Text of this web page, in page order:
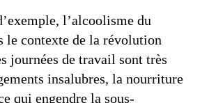
l’alcoolisme du
le contexte de la révolution
journées de travail sont très
insalubres, la nourriture
qui engendre la sous-